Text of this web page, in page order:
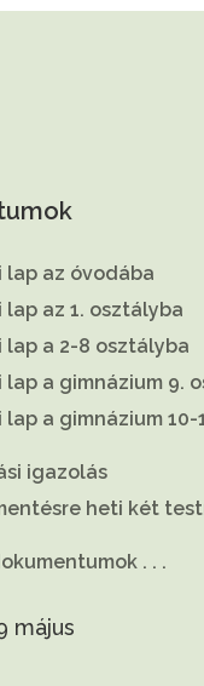
lap az óvodába
az 1. osztályba
lap a 2-8 osztályba
a gimnázium 9.
a gimnázium 10-
igazolás
heti két
. . .
május